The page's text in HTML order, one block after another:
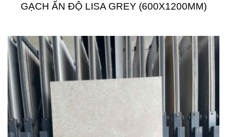
GẠCH ẤN ĐỘ LISA GREY (600X1200MM)